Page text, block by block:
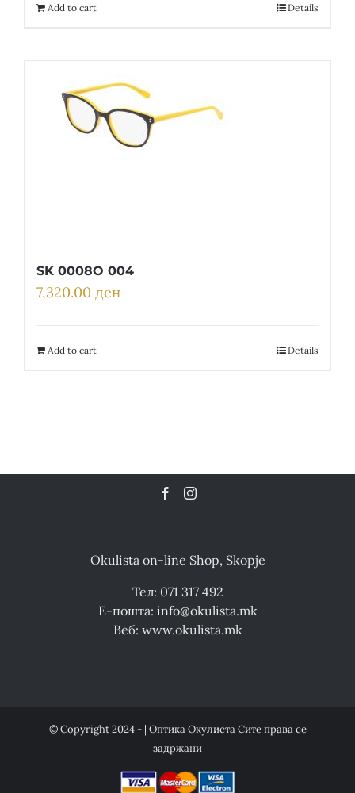
Add to cart Details
SK 0008O 004
7,320.00 ден
Add to cart Details
Okulista on-line Shop, Skopje
Тел: 071 317 492
Е-пошта: info@okulista.mk
Веб: www.okulista.mk
© Copyright 2024 - | Оптика Окулиста Сите права се
задржани